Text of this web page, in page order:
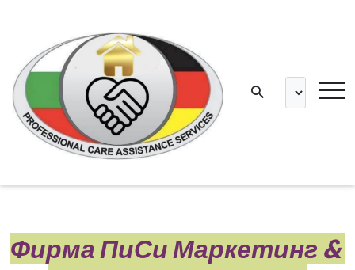
Фирма ПиСи Маркетинг &